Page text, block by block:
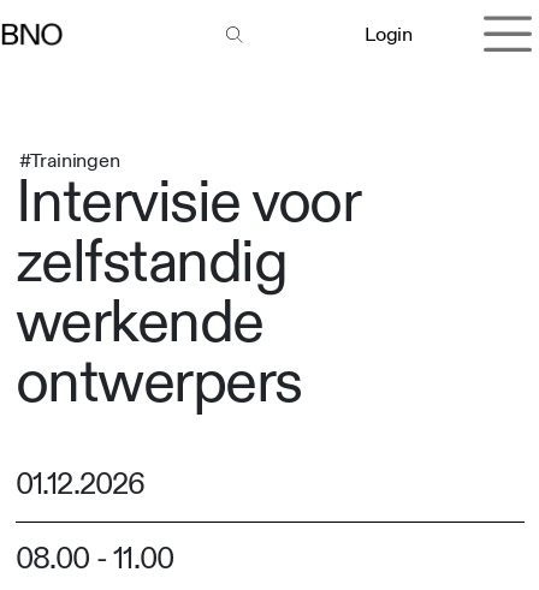
Login
#Trainingen
Intervisie voor
zelfstandig
werkende
ontwerpers
01.12.2026
08.00 -11.00